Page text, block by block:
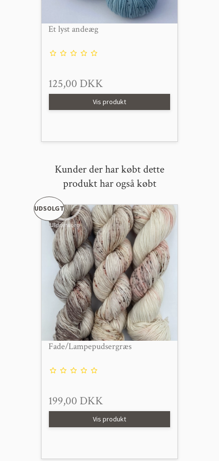
Et lyst andeæg
125,00 DKK
Vis produkt
Kunder der har købt dette
produkt har også købt
UDSOLGT
Fade/Lampepudsergræs
199,00 DKK
Vis produkt